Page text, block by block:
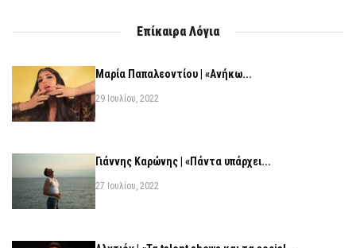
Επίκαιρα Λόγια
Μαρία Παπαλεοντίου | «Ανήκω...
29 Ιουλίου, 2022
Γιάννης Καρώνης | «Πάντα υπάρχει...
27 Ιουλίου, 2022